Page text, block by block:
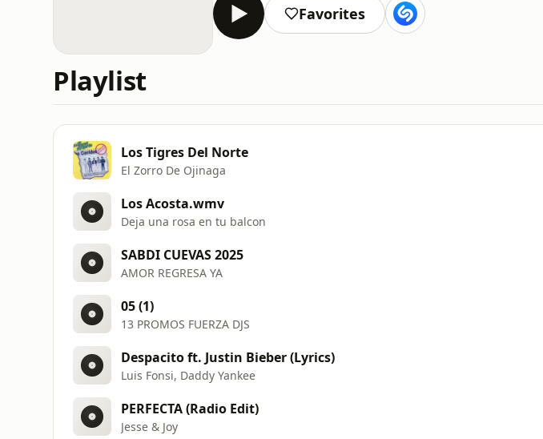
Favorites
Playlist
Los Tigres Del Norte
El Zorro De Ojinaga
Los Acosta.wmv
Deja una rosa en tu balcon
SABDI CUEVAS 2025
AMOR REGRESA YA
05 (1)
13 PROMOS FUERZA DJS
Despacito ft. Justin Bieber (Lyrics)
Luis Fonsi, Daddy Yankee
PERFECTA (Radio Edit)
Jesse & Joy